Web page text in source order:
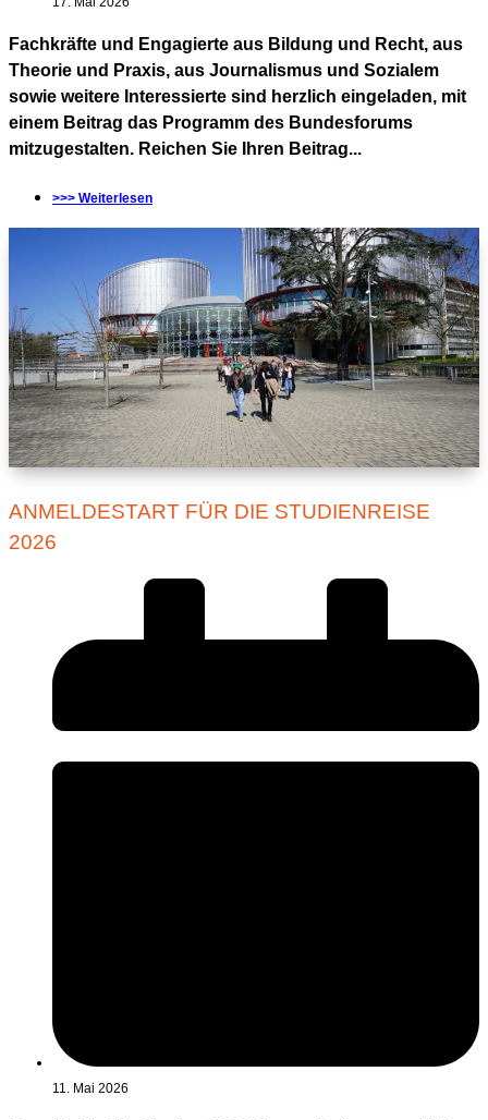
Fachkräfte und Engagierte aus Bildung und Recht, aus
Theorie und Praxis, aus Journalismus und Sozialem
sowie weitere Interessierte sind herzlich eingeladen, mit
einem Beitrag das Programm des Bundesforums
mitzugestalten. Reichen Sie Ihren Beitrag...
>>> Weiterlesen
ANMELDESTART FÜR DIE STUDIENREISE
2026
11. Mai 2026